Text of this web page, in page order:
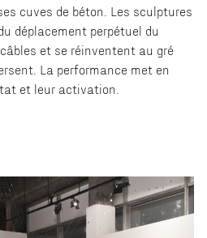
cuves de béton. Les sculptures
déplacement perpétuel du
et se réinventent au gré
La performance met en
et leur activation.